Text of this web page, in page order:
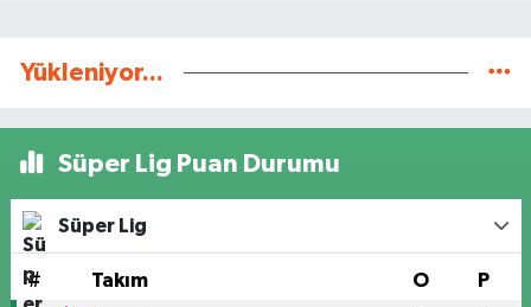
Yükleniyor...
Süper Lig Puan Durumu
Süper Lig
# Takım O P